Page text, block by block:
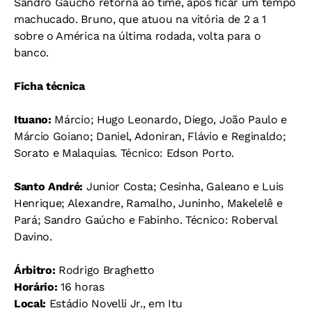
machucado. Bruno, que atuou na vitória de 2 a 1
sobre o América na última rodada, volta para o
banco.
Ficha técnica
Ituano: Márcio; Hugo Leonardo, Diego, João Paulo e
Márcio Goiano; Daniel, Adoniran, Flávio e Reginaldo;
Sorato e Malaquias. Técnico: Edson Porto.
Santo André: Junior Costa; Cesinha, Galeano e Luis
Henrique; Alexandre, Ramalho, Juninho, Makelelê e
Pará; Sandro Gaúcho e Fabinho. Técnico: Roberval
Davino.
Árbitro: Rodrigo Braghetto
Horário: 16 horas
Local: Estádio Novelli Jr., em Itu